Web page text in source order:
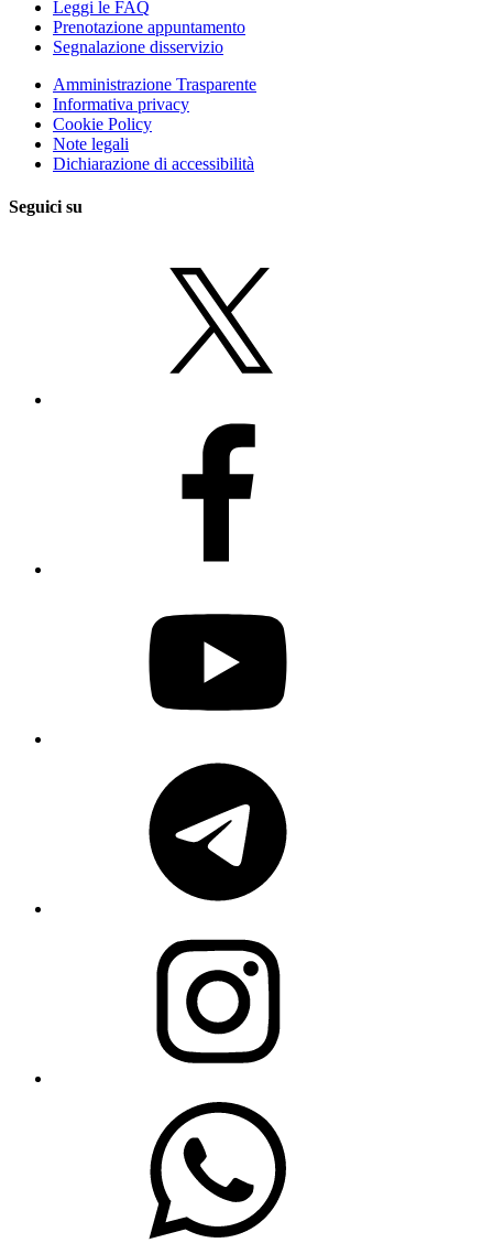
Leggi le FAQ
Prenotazione appuntamento
Segnalazione disservizio
Amministrazione Trasparente
Informativa privacy
Cookie Policy
Note legali
Dichiarazione di accessibilità
Seguici su